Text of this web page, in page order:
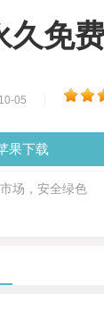
久免
05
果下载
场，安全绿色